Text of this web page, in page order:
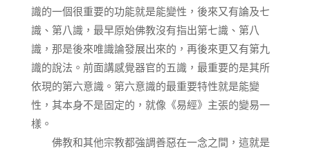
識的一個很重要的功能就是能變性，後來又有論及七
識、第八識，最早原始佛教沒有指出第七識、第八
識，那是後來唯識論發展出來的，再後來更又有第九
識的說法。前面講感覺器官的五識，最重要的是其所
依現的第六意識。第六意識的最重要特性就是能變
性，其本身不是固定的，就像《易經》主張的變易一
樣。
佛教和其他宗教都強調善惡在一念之間，這就是